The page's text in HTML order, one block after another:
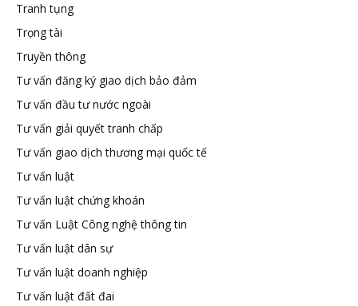
Tranh tụng
Trọng tài
Truyền thông
Tư vấn đăng ký giao dịch bảo đảm
Tư vấn đầu tư nước ngoài
Tư vấn giải quyết tranh chấp
Tư vấn giao dịch thương mại quốc tế
Tư vấn luật
Tư vấn luật chứng khoán
Tư vấn Luật Công nghệ thông tin
Tư vấn luật dân sự
Tư vấn luật doanh nghiệp
Tư vấn luật đất đai